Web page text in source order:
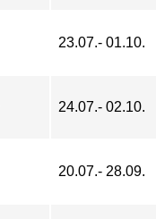
23.07.- 01.10.
24.07.- 02.10.
20.07.- 28.09.